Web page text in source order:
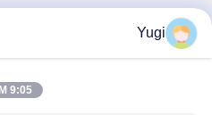
تماس سریع
Yugi
9:05 PM